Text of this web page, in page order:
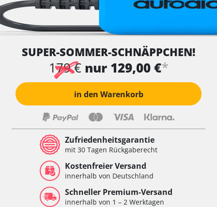
SUPER-SOMMER-SCHNÄPPCHEN!
179 € nur 129,00 €*
in den Warenkorb
Zufriedenheitsgarantie
mit 30 Tagen Rückgaberecht
Kostenfreier Versand
innerhalb von Deutschland
Schneller Premium-Versand
innerhalb von 1 – 2 Werktagen